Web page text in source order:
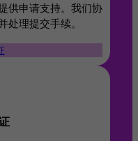
供申请支持。我们协
处理提交手续。